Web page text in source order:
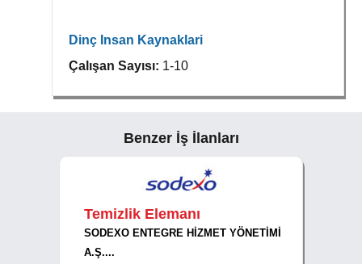
Dinç Insan Kaynaklari
Çalışan Sayısı: 1-10
Benzer İş İlanları
Temizlik Elemanı
SODEXO ENTEGRE HİZMET YÖNETİMİ
A.Ş....